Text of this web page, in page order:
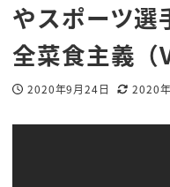
やスポーツ選
全菜食主義（
投稿日
2020年9月24日
更新日
2020